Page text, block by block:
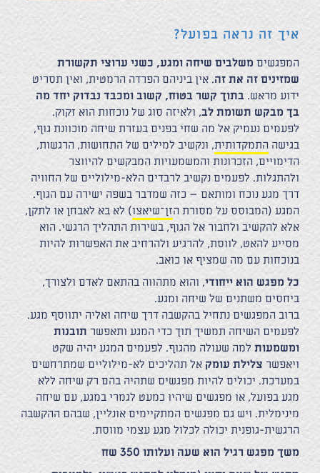
איך זה נראה בפועל?
המפגשים משלבים שיחה ומגע, כשני ערוצי תקשורת
שמזינים זה את זה. אין ביניהם הפרדה הרמטית, ואין תסריט
ידוע מראש. בתוך קשר בטוח, קשוב ומכבד נבדוק יחד מה
בך מבקש תשומת לב, ולאיזה סוג של נוכחות הוא זקוק.
לפעמים נעמיק אל מה שחי בפנים בעזרת שיחה מוכוונת גוף,
בגישה התמקדותית, ונקשיב למילים של התחושות, הרגשות,
הדימויים, הזכרונות והמשמעויות המבקשים להיווצר
ולהתגלות. לפעמים נקשיב לרבדים הלא-מילוליים של החוויה
דרך מגע נוכח ומותאם – כזה שמדבר בשפה ישירה עם הגוף.
המגע (המבוסס על מסורת הזן־שיאצו) לא בא לאבחן או לתקן,
אלא להקשיב ולחבור אל הגוף, בשירות התהליך הרגשי. הוא
מסייע להאט, לווסת, להרגיע ולהרחיב את האפשרות להיות
בנוכחות עם מה שמציף או כואב.
כל מפגש הוא ייחודי, והוא מתהווה בהתאם לאדם ולצורך,
ביחסים משתנים של שיחה ומגע.
ברוב המפגשים נתחיל בהקשבה דרך שיחה ואליה יתווסף מגע.
לפעמים השיחה תמשיך תוך כדי המגע ותאפשר תובנות
ומשמעותלמה שעולה מהגוף. לפעמים המגע יהיה שקט
ויאפשר צלילת עומק אל תהליכים לא-מילוליים שמתרחשים
במערכת. יכולים להיות מפגשים שתהיה בהם רק שיחה ללא
מגע בפועל, או מפגשים שיהיו כמעט לגמרי במגע, עם שיחה
מינימלית. ויש גם מפגשים המתקיימים אונליין, שבהם ההקשבה
הרגשית-גופנית יכולה לכלול מגע עצמי מווסת.
משך מפגש רגיל הוא שעה ועלותו 350 שח